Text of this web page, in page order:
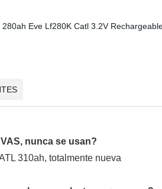
nunca se usan?
310ah, totalmente nueva